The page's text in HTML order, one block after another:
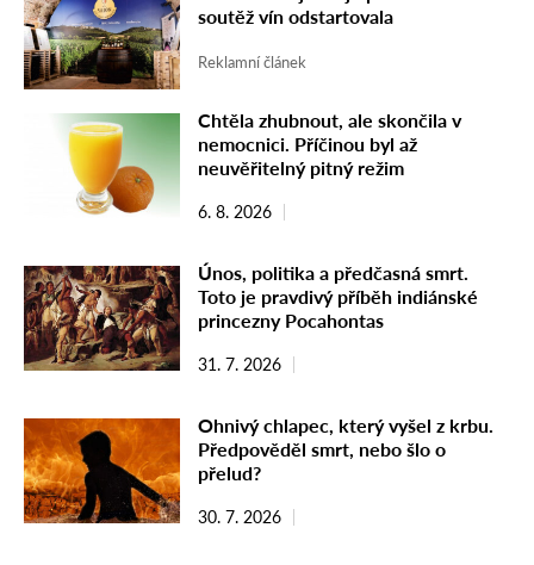
soutěž vín odstartovala
Reklamní článek
Chtěla zhubnout, ale skončila v
nemocnici. Příčinou byl až
neuvěřitelný pitný režim
6. 8. 2026
Únos, politika a předčasná smrt.
Toto je pravdivý příběh indiánské
princezny Pocahontas
31. 7. 2026
Ohnivý chlapec, který vyšel z krbu.
Předpověděl smrt, nebo šlo o
přelud?
30. 7. 2026